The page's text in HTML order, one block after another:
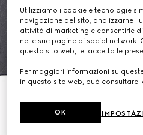
Utilizziamo i cookie e tecnologie
navigazione del sito, analizzarne
attività di marketing e consentirle
nelle sue pagine di social network.
questo sito web, lei accetta le
Per maggiori informazioni su
in questo sito web, può consultare
OK